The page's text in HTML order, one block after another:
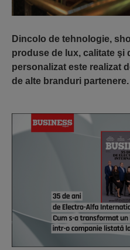
Dincolo de tehnologie,
produse de lux, calitate şi
personalizat este realizat
de alte branduri partenere.